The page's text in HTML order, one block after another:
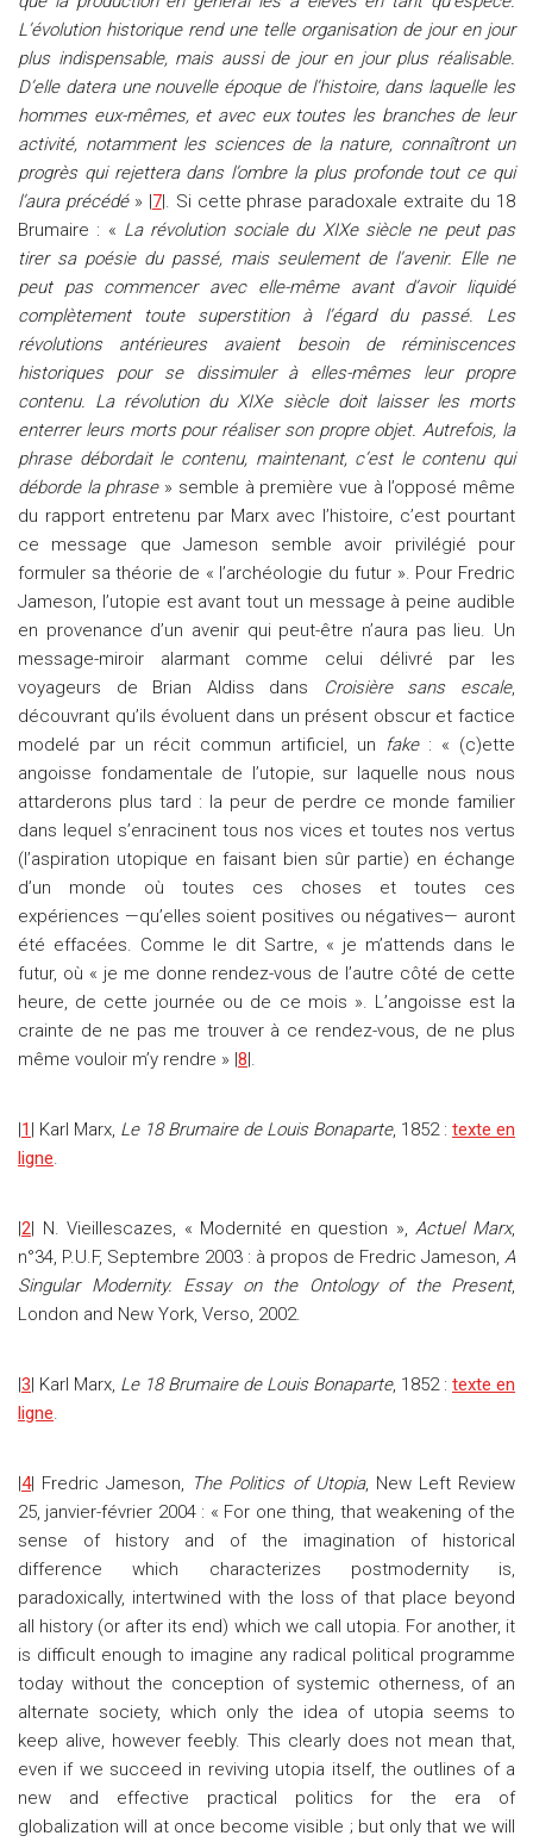
L’évolution historique rend une telle organisation de jour en jour
plus indispensable, mais aussi de jour en jour plus réalisable.
D’elle datera une nouvelle époque de l’histoire, dans laquelle les
hommes eux-mêmes, et avec eux toutes les branches de leur
activité, notamment les sciences de la nature, connaîtront un
progrès qui rejettera dans l’ombre la plus profonde tout ce qui
l’aura précédé» |7|. Si cette phrase paradoxale extraite du 18
Brumaire : « La révolution sociale du XIXe siècle ne peut pas
tirer sa poésie du passé, mais seulement de l’avenir. Elle ne
peut pas commencer avec elle-même avant d’avoir liquidé
complètement toute superstition à l’égard du passé. Les
révolutions antérieures avaient besoin de réminiscences
historiques pour se dissimuler à elles-mêmes leur propre
contenu. La révolution du XIXe siècle doit laisser les morts
enterrer leurs morts pour réaliser son propre objet. Autrefois, la
phrase débordait le contenu, maintenant, c’est le contenu qui
déborde la phrase» semble à première vue à l’opposé même
du rapport entretenu par Marx avec l’histoire, c’est pourtant
ce message que Jameson semble avoir privilégié pour
formuler sa théorie de « l’archéologie du futur ». Pour Fredric
Jameson, l’utopie est avant tout un message à peine audible
en provenance d’un avenir qui peut-être n’aura pas lieu. Un
message-miroir alarmant comme celui délivré par les
voyageurs de Brian Aldiss dans
Croisière sans escale,
découvrant qu’ils évoluent dans un présent obscur et factice
modelé par un récit commun artificiel, un
fake: « (c)ette
angoisse fondamentale de l’utopie, sur laquelle nous nous
attarderons plus tard : la peur de perdre ce monde familier
dans lequel s’enracinent tous nos vices et toutes nos vertus
(l’aspiration utopique en faisant bien sûr partie) en échange
d’un monde où toutes ces choses et toutes ces
expériences —qu’elles soient positives ou négatives— auront
été effacées. Comme le dit Sartre, « je m’attends dans le
futur, où « je me donne rendez-vous de l’autre côté de cette
heure, de cette journée ou de ce mois ». L’angoisse est la
crainte de ne pas me trouver à ce rendez-vous, de ne plus
même vouloir m’y rendre » |8|.
|1 | Karl Marx, Le 18 Brumaire de Louis Bonaparte, 1852 : texte en
ligne.
|2| N. Vieillescazes, « Modernité en question »,Actuel Marx,
n°34, P.U.F, Septembre 2003 : à propos de Fredric Jameson, A
Singular Modernity. Essay on the Ontology of the Present,
London and New York, Verso, 2002.
|3| Karl Marx, Le 18 Brumaire de Louis Bonaparte, 1852 : texte en
ligne.
|4| Fredric Jameson, The Politics of Utopia, New Left Review
25, janvier-février 2004 : « For one thing, that weakening of the
sense of history and of the imagination of historical
difference which characterizes postmodernity is,
paradoxically, intertwined with the loss of that place beyond
all history (or after its end) which we call utopia. For another, it
is difficult enough to imagine any radical political programme
today without the conception of systemic otherness, of an
alternate society, which only the idea of utopia seems to
keep alive, however feebly. This clearly does not mean that,
even if we succeed in reviving utopia itself, the outlines of a
new and effective practical politics for the era of
globalization will at once become visible ; but only that we will